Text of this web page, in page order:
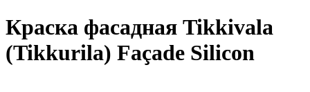
Краска фасадная Tikkivala
(Tikkurila) Façade Silicon